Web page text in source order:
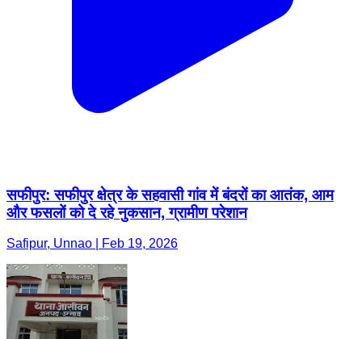
सफीपुर: सफीपुर क्षेत्र के सहवासी गांव में बंदरों का आतंक, आम
और फसलों को दे रहे नुकसान, ग्रामीण परेशान
Safipur, Unnao | Feb 19, 2026